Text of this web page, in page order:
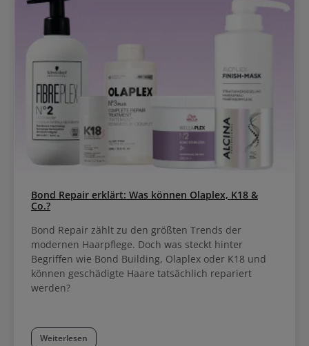
Bond Repair erklärt: Was können Olaplex, K18 &
Co.?
Bond Repair zählt zu den größten Trends der
modernen Haarpflege. Doch was steckt hinter
Begriffen wie Bond Building, Olaplex oder K18 und
können geschädigte Haare tatsächlich repariert
werden?
Weiterlesen